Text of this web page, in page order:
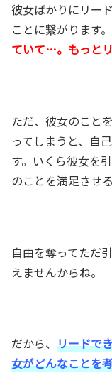
彼女ばかりにリー
ことに繋がります
ていて…。もっとリ
ただ、彼女のこと
ってしまうと、自
す。いくら彼女を
のことを満足させ
自由を奪ってただ
えませんからね。
だから、 リードで
女がどんなことを